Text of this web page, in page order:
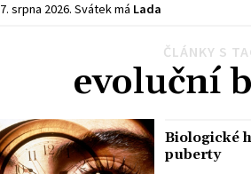
7. srpna 2026. Svátek má Lada
ČLÁNKY S
evoluční
Biologické
puberty